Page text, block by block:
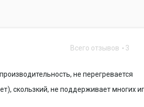
Всего отзывов 3
не перегревается
скользкий, не поддерживает многих